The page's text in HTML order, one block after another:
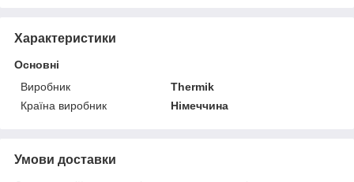
Характеристики
Основні
Виробник
Thermik
Країна виробник
Німеччина
Умови доставки